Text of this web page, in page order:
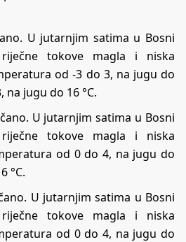
U jutarnjim satima u Bosni
tokove magla i niska
od -3 do 3, na jugu do
na jugu do 16 °C.
U jutarnjim satima u Bosni
tokove magla i niska
od 0 do 4, na jugu do
°C.
U jutarnjim satima u Bosni
tokove magla i niska
od 0 do 4, na jugu do